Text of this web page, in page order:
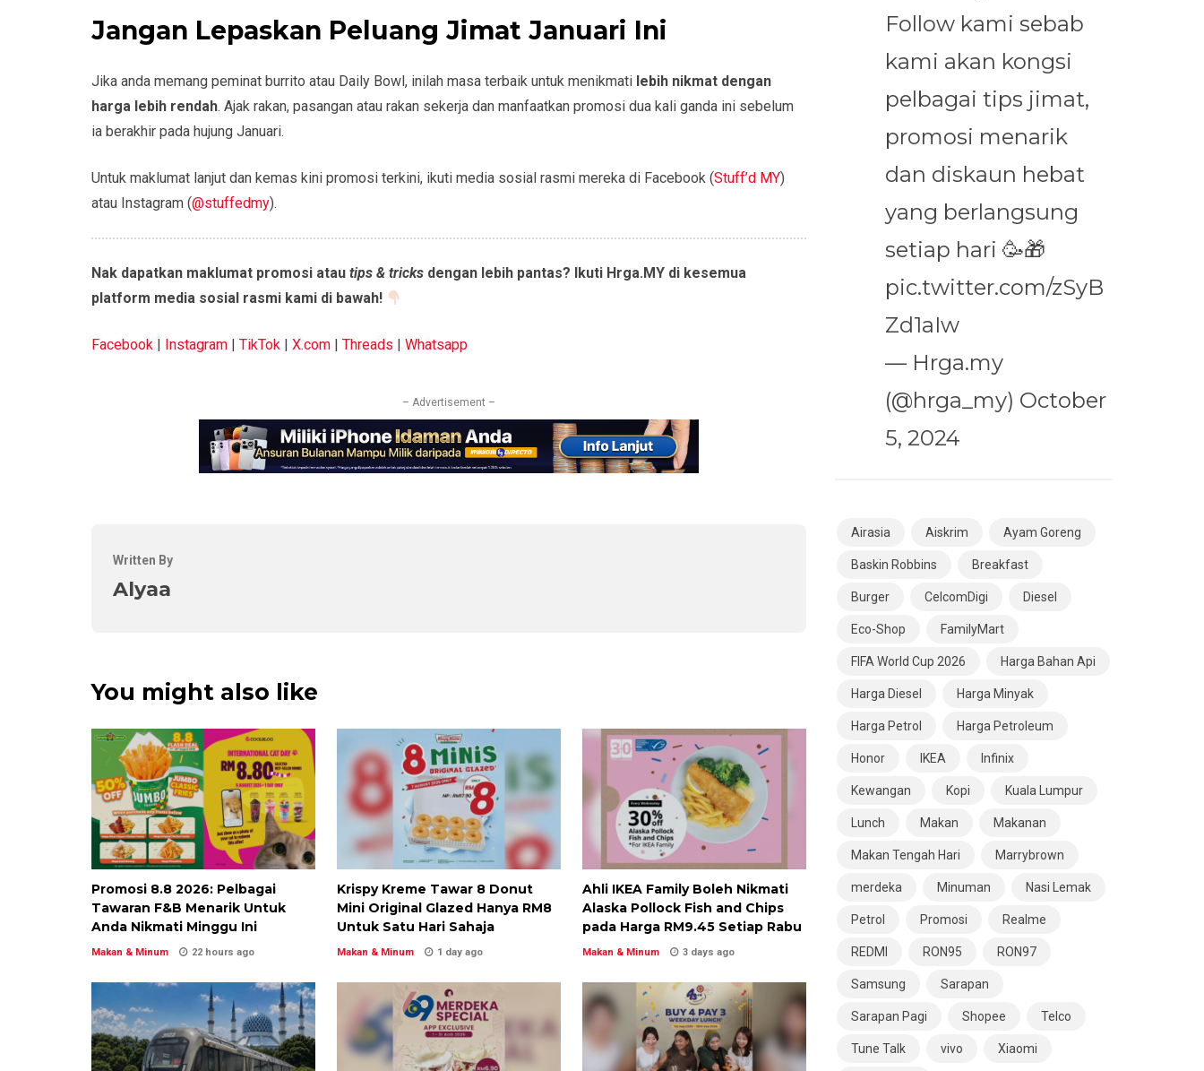
Jangan Lepaskan Peluang Jimat Januari Ini
Jika anda memang peminat burrito atau Daily Bowl, inilah masa terbaik untuk menikmati lebih nikmat dengan
harga lebih rendah. Ajak rakan, pasangan atau rakan sekerja dan manfaatkan promosi dua kali ganda ini sebelum
ia berakhir pada hujung Januari.
Untuk maklumat lanjut dan kemas kini promosi terkini, ikuti media sosial rasmi mereka di Facebook (Stuff’d MY)
atau Instagram (@stuffedmy).
Nak dapatkan maklumat promosi atau tips & tricks dengan lebih pantas? Ikuti Hrga.MY di kesemua
platform media sosial rasmi kami di bawah!
Facebook Instagram TikTok X.com Threads Whatsapp
– Advertisement –
Written By
Alyaa
You might also like
Promosi 8.8 2026: Pelbagai
Tawaran F&B Menarik Untuk
Anda Nikmati Minggu Ini
Makan & Minum 22 hours ago
Krispy Kreme Tawar 8 Donut
Mini Original Glazed Hanya RM8
Untuk Satu Hari Sahaja
Makan & Minum 1 day ago
Ahli IKEA Family Boleh Nikmati
Alaska Pollock Fish and Chips
pada Harga RM9.45 Setiap Rabu
Makan & Minum 3 days ago
Follow kami sebab
kami akan kongsi
pelbagai tips jimat,
promosi menarik
dan diskaun hebat
yang berlangsung
setiap hari 🥳🎁
pic.twitter.com/zSyB
Zd1aIw
— Hrga.my
(@hrga_my) October
5, 2024
Airasia Aiskrim Ayam Goreng
Baskin Robbins Breakfast
Burger CelcomDigi Diesel
Eco-Shop FamilyMart
FIFA World Cup 2026 Harga Bahan Api
Harga Diesel Harga Minyak
Harga Petrol Harga Petroleum
Honor IKEA Infinix
Kewangan Kopi Kuala Lumpur
Lunch Makan Makanan
Makan Tengah Hari Marrybrown
merdeka Minuman Nasi Lemak
Petrol Promosi Realme
REDMI RON95 RON97
Samsung Sarapan
Sarapan Pagi Shopee Telco
Tune Talk vivo Xiaomi